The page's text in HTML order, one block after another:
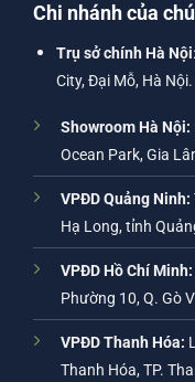
Chi nhánh của
Trụ sở chính Hà Nội
City, Đại Mỗ, Hà Nội.
Showroom Hà Nội:
Ocean Park, Gia
VPĐD Quảng Ninh:
Hạ Long, tỉnh
VPĐD Hồ Chí Minh:
Phường 10, Q. Gò
VPĐD Thanh Hóa:
Thanh Hóa, TP.